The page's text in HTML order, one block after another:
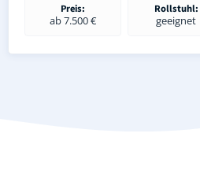
Preis:
ab 7.500 €
Rollstuhl:
geeignet